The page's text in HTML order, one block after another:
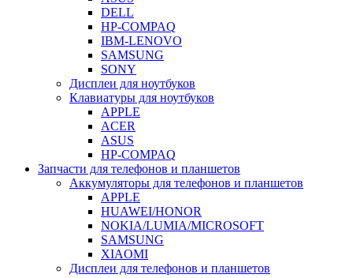
DELL
HP-COMPAQ
IBM-LENOVO
SAMSUNG
SONY
Дисплеи для ноутбуков
Клавиатуры для ноутбуков
APPLE
ACER
ASUS
HP-COMPAQ
Запчасти для телефонов и планшетов
Аккумуляторы для телефонов и планшетов
APPLE
HUAWEI/HONOR
NOKIA/LUMIA/MICROSOFT
SAMSUNG
XIAOMI
Дисплеи для телефонов и планшетов